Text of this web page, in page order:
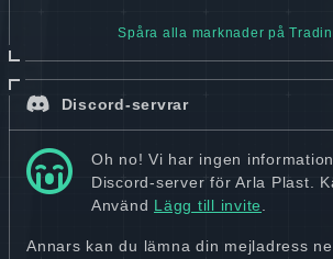
Spåra alla marknader på
Discord-servrar
Oh no! Vi har ingen
Discord-server för Arla Plast.
Använd Lägg till invite.
Annars kan du lämna din mejladress